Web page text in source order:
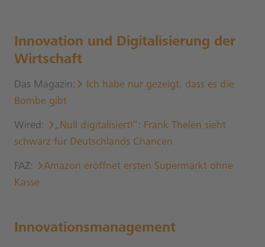
Innovation und Digitalisierung der
Wirtschaft
Das Magazin:
Ich habe nur gezeigt, dass es die
Bombe gibt
Wired:
„Null digitalisiert!“: Frank Thelen sieht
schwarz für Deutschlands Chancen
FAZ:
Amazon eröffnet ersten Supermarkt ohne
Kasse
Innovationsmanagement